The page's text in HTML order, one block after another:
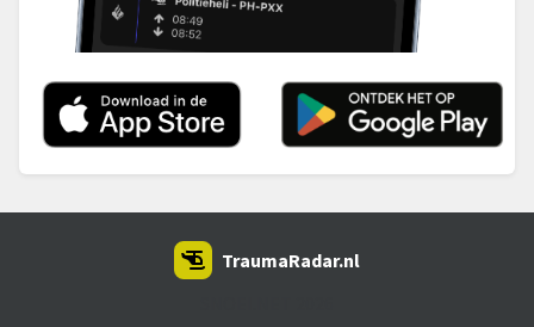
TraumaRadar.nl